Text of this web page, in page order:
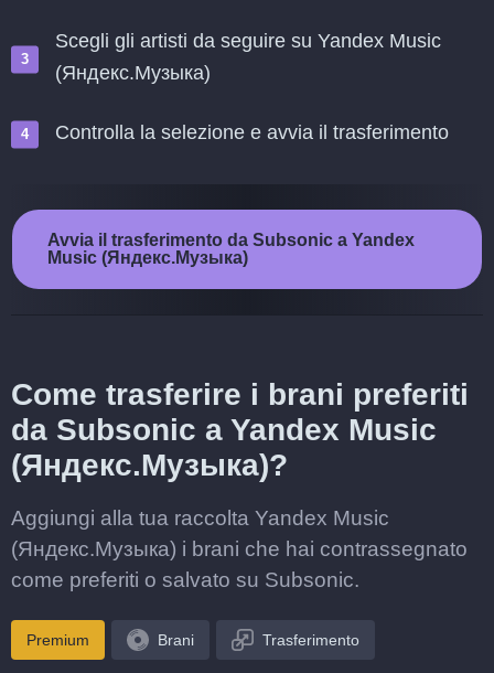
Scegli gli artisti da seguire su Yandex Music
(Яндекс.Музыка)
Controlla la selezione e avvia il trasferimento
Avvia il trasferimento da Subsonic a Yandex
Music (Яндекс.Музыка)
Come trasferire i brani preferiti
da Subsonic a Yandex Music
(Яндекс.Музыка)?
Aggiungi alla tua raccolta Yandex Music
(Яндекс.Музыка) i brani che hai contrassegnato
come preferiti o salvato su Subsonic.
Premium Brani Trasferimento